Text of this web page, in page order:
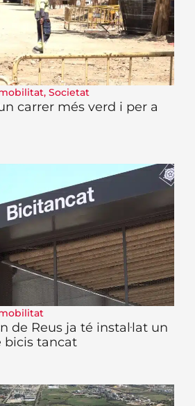
, Societat
carrer més verd i per a
de Reus ja té instal·lat un
bicis tancat